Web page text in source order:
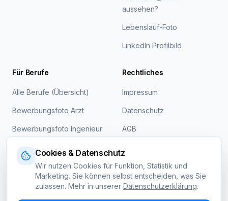
aussehen?
Lebenslauf-Foto
LinkedIn Profilbild
Für Berufe
Alle Berufe (Übersicht)
Bewerbungsfoto Arzt
Bewerbungsfoto Ingenieur
Bewerbungsfoto Lehrer
Bewerbungsfoto
Ausbildung
Rechtliches
Impressum
Datenschutz
AGB
Cookies & Datenschutz
Wir nutzen Cookies für Funktion, Statistik und
Marketing. Sie können selbst entscheiden, was Sie
zulassen. Mehr in unserer Datenschutzerklärung.